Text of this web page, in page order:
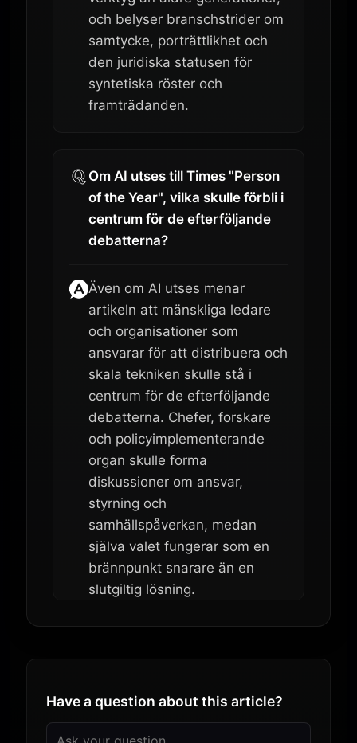
och belyser branschstrider om
samtycke, porträttlikhet och
den juridiska statusen för
syntetiska röster och
framträdanden.
Om AI utses till Times "Person
of the Year", vilka skulle förbli i
centrum för de efterföljande
debatterna?
Även om AI utses menar
artikeln att mänskliga ledare
och organisationer som
ansvarar för att distribuera och
skala tekniken skulle stå i
centrum för de efterföljande
debatterna. Chefer, forskare
och policyimplementerande
organ skulle forma
diskussioner om ansvar,
styrning och
samhällspåverkan, medan
själva valet fungerar som en
brännpunkt snarare än en
slutgiltig lösning.
Have a question about this article?